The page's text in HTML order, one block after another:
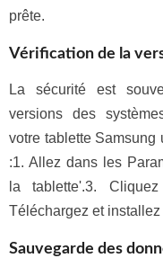
prête.
Vérification de la
La sécurité est
versions des
votre tablette
:1. Allez dans les
la tablette'.3.
Téléchargez et
Sauvegarde des